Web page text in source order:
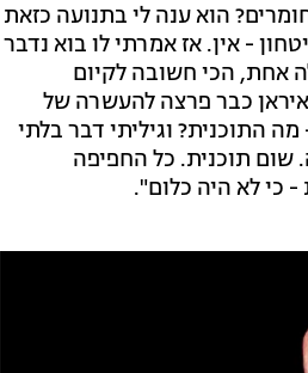
הוא ענה לי בתנועה כזאת
- אין. אז אמרתי לו בוא נדבר
אחת, הכי חשובה לקיום
כבר פרצה להעשרה של
לדעת - מה התוכנית? וגיליתי דבר בלתי
שום תוכנית. כל החפיפה
כי לא היה כלום".